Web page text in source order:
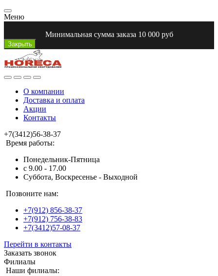
Меню
Минимальная сумма заказа 10 000 руб
Закрыть
О компании
Доставка и оплата
Акции
Контакты
+7(3412)56-38-37
Время работы:
Понедельник-Пятница
с 9.00 - 17.00
Суббота, Воскресенье - Выходной
Позвоните нам:
+7(912) 856-38-37
+7(912) 756-38-83
+7(3412)57-08-37
Перейти в контакты
Заказать звонок
Филиалы
Наши филиалы: